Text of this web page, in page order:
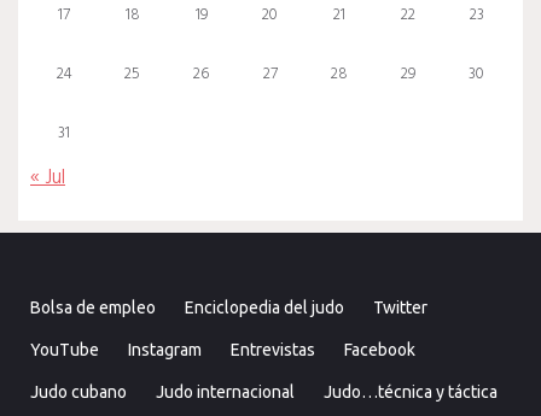
17 18 19 20 21 22 23
24 25 26 27 28 29 30
31
« Jul
Bolsa de empleo Enciclopedia del judo Twitter
YouTube Instagram Entrevistas Facebook
Judo cubano Judo internacional Judo…técnica y táctica